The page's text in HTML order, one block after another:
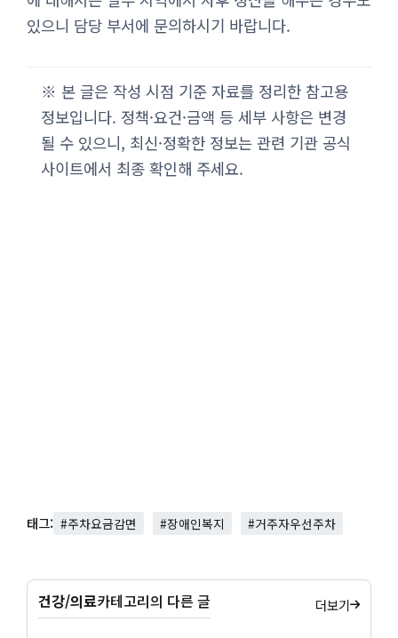
있으니 담당 부서에 문의하시기 바랍니다.
※ 본 글은 작성 시점 기준 자료를 정리한 참고용
정보입니다. 정책·요건·금액 등 세부 사항은 변경
될 수 있으니, 최신·정확한 정보는 관련 기관 공식
사이트에서 최종 확인해 주세요.
태그: #주차요금감면 #장애인복지 #거주자우선주차
건강/의료카테고리의 다른 글 더보기